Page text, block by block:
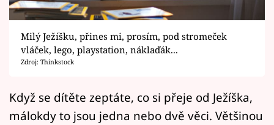
Sledujte prima+
Filmový festival Karlovy Vary
Mámy sobě
Milý Ježíšku, přines mi, prosím, pod stromeček
vláček, lego, playstation, náklaďák...
Zdroj: Thinkstock
Když se dítěte zeptáte, co si přeje od Ježíška,
málokdy to jsou jedna nebo dvě věci. Většinou